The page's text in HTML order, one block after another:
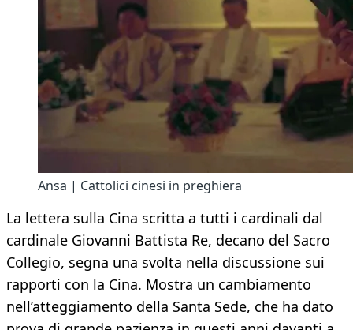
Ansa | Cattolici cinesi in preghiera
La lettera sulla Cina scritta a tutti i cardinali dal
cardinale Giovanni Battista Re, decano del Sacro
Collegio, segna una svolta nella discussione sui
rapporti con la Cina. Mostra un cambiamento
nell’atteggiamento della Santa Sede, che ha dato